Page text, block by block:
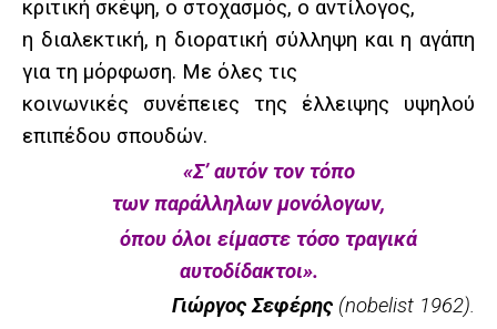
κριτική σκέψη, ο στοχασμός, ο αντίλογος,
η διαλεκτική, η διορατική σύλληψη και η αγάπη
για τη μόρφωση. Με όλες τις
κοινωνικές συνέπειες της έλλειψης υψηλού
επιπέδου σπουδών.
«Σ’ αυτόν τον τόπο
των παράλληλων μονόλογων,
όπου όλοι είμαστε τόσο τραγικά
αυτοδίδακτοι».
Γιώργος Σεφέρης (nobelist 1962).